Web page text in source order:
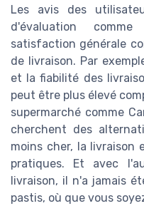
Les avis des
d'évaluation
satisfaction générale
de livraison. Par
et la fiabilité des
peut être plus élevé
supermarché comme
cherchent des
moins cher, la livraison
pratiques. Et avec
livraison, il n'a jamais
pastis, où que vous